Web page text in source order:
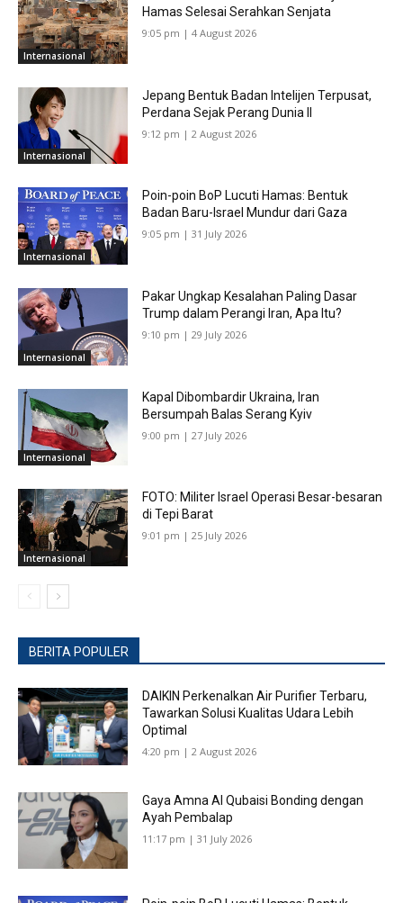
Internasional
Hamas Selesai Serahkan Senjata
9:05 pm | 4 August 2026
Internasional
Jepang Bentuk Badan Intelijen Terpusat,
Perdana Sejak Perang Dunia II
9:12 pm | 2 August 2026
Internasional
Poin-poin BoP Lucuti Hamas: Bentuk
Badan Baru-Israel Mundur dari Gaza
9:05 pm | 31 July 2026
Internasional
Pakar Ungkap Kesalahan Paling Dasar
Trump dalam Perangi Iran, Apa Itu?
9:10 pm | 29 July 2026
Internasional
Kapal Dibombardir Ukraina, Iran
Bersumpah Balas Serang Kyiv
9:00 pm | 27 July 2026
Internasional
FOTO: Militer Israel Operasi Besar-besaran
di Tepi Barat
9:01 pm | 25 July 2026
BERITA POPULER
DAIKIN Perkenalkan Air Purifier Terbaru,
Tawarkan Solusi Kualitas Udara Lebih
Optimal
4:20 pm | 2 August 2026
Gaya Amna Al Qubaisi Bonding dengan
Ayah Pembalap
11:17 pm | 31 July 2026